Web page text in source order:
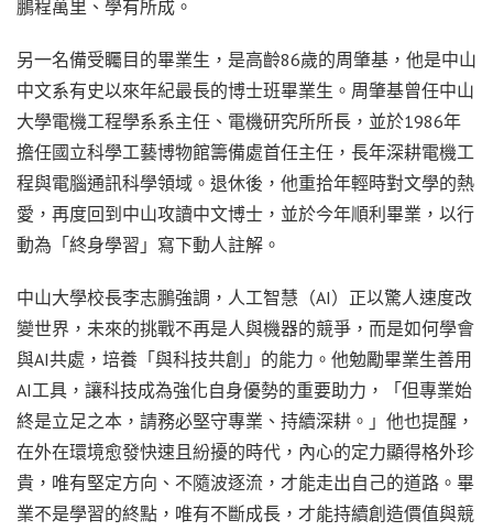
鵬程萬里、學有所成。
另一名備受矚目的畢業生，是高齡86歲的周肇基，他是中山
中文系有史以來年紀最長的博士班畢業生。周肇基曾任中山
大學電機工程學系系主任、電機研究所所長，並於1986年
擔任國立科學工藝博物館籌備處首任主任，長年深耕電機工
程與電腦通訊科學領域。退休後，他重拾年輕時對文學的熱
愛，再度回到中山攻讀中文博士，並於今年順利畢業，以行
動為「終身學習」寫下動人註解。
中山大學校長李志鵬強調，人工智慧（AI）正以驚人速度改
變世界，未來的挑戰不再是人與機器的競爭，而是如何學會
與AI共處，培養「與科技共創」的能力。他勉勵畢業生善用
AI工具，讓科技成為強化自身優勢的重要助力，「但專業始
終是立足之本，請務必堅守專業、持續深耕。」他也提醒，
在外在環境愈發快速且紛擾的時代，內心的定力顯得格外珍
貴，唯有堅定方向、不隨波逐流，才能走出自己的道路。畢
業不是學習的終點，唯有不斷成長，才能持續創造價值與競